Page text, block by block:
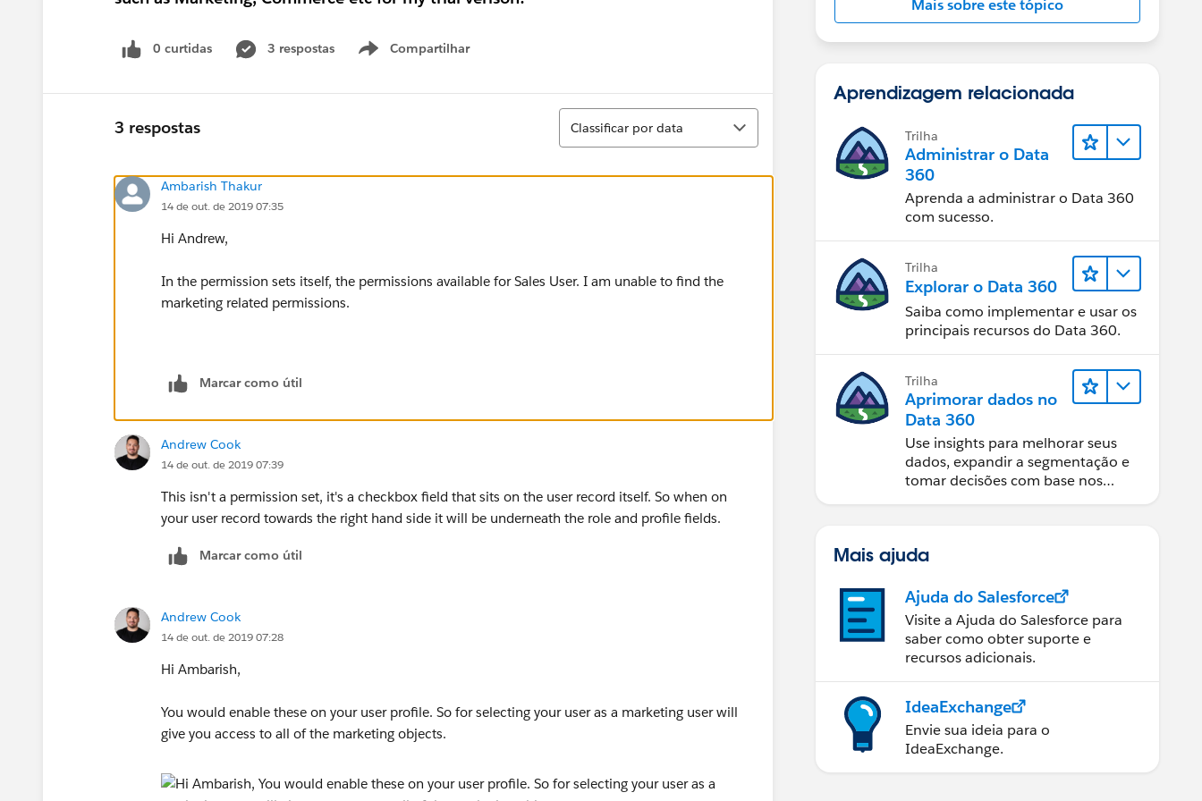
0 curtidas 3 respostas Compartilhar
Show menu
3 respostas
Classificar
Classificar por data
Ambarish Thakur
14 de out. de 2019 07:35
Hi Andrew,
In the permission sets itself, the permissions available for Sales User. I am unable to find the
marketing related permissions.
Marcar como útil
Andrew Cook
14 de out. de 2019 07:39
This isn't a permission set, it's a checkbox field that sits on the user record itself. So when on
your user record towards the right hand side it will be underneath the role and profile fields.
Marcar como útil
Andrew Cook
14 de out. de 2019 07:28
Hi Ambarish,
You would enable these on your user profile. So for selecting your user as a marketing user will
give you access to all of the marketing objects.
Mais sobre este tópico
Aprendizagem relacionada
Trilha
Administrar o Data
360
Aprenda a administrar o Data 360
com sucesso.
Trilha
Explorar o Data 360
Saiba como implementar e usar os
principais recursos do Data 360.
Trilha
Aprimorar dados no
Data 360
Use insights para melhorar seus
dados, expandir a segmentação e
tomar decisões com base nos
Mais ajuda
Ajuda do Salesforce
Visite a Ajuda do Salesforce para
saber como obter suporte e
recursos adicionais.
IdeaExchange
Envie sua ideia para o
IdeaExchange.